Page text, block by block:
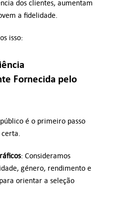
sessão
dos clientes, aumentam
a fidelidade.
isso:
Fornecida pelo
é o primeiro passo
: Consideramos
género, rendimento e
orientar a seleção